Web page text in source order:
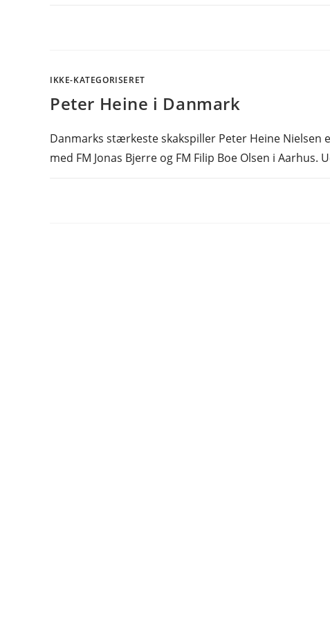
IKKE-KATEGORISERET
Peter Heine i Danmark
Danmarks stærkeste skakspiller Peter Heine
med FM Jonas Bjerre og FM Filip Boe Olsen i Aarhus.